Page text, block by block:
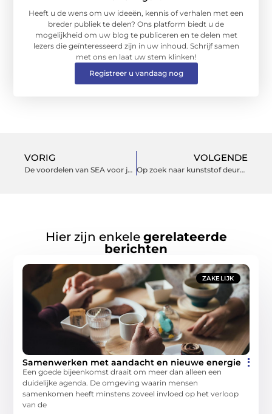
Heeft u de wens om uw ideeën, kennis of verhalen met een
breder publiek te delen? Ons platform biedt u de
mogelijkheid om uw blog te publiceren en te delen met
lezers die geïnteresseerd zijn in uw inhoud. Schrijf samen
met ons en laat uw stem klinken!
Registreer u vandaag nog
VORIG
De voordelen van SEA voor jouw business
VOLGENDE
Op zoek naar kunststof deuren voor uw interieur?
Hier zijn enkele gerelateerde
berichten
ZAKELIJK
Samenwerken met aandacht en nieuwe energie
Een goede bijeenkomst draait om meer dan alleen een
duidelijke agenda. De omgeving waarin mensen
samenkomen heeft minstens zoveel invloed op het verloop
van de